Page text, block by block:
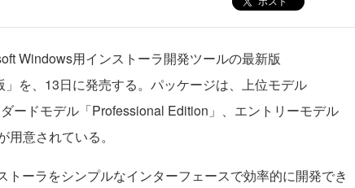
Windows用インストーラ開発ツールの最新版
」を、13日に発売する。パッケージは、上位モデル
ードモデル「Professional Edition」、エントリーモデル
用意されている。
ーラをシンプルなインターフェースで効率的に開発でき